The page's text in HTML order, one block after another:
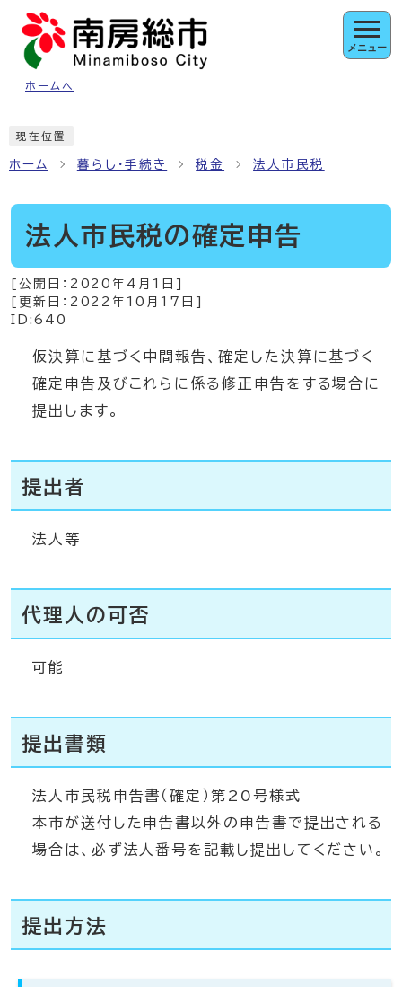
ページの先頭です
ホームへ
メニュー
現在位置
ホーム 暮らし・手続き 税金 法人市民税
法人市民税の確定申告
[公開日： 2020年4月1日
[更新日： 2022年10月17日
ID:640
仮決算に基づく中間報告、確定した決算に基づく
確定申告及びこれらに係る修正申告をする場合に
提出します。
提出者
法人等
代理人の可否
可能
提出書類
法人市民税申告書（確定）第20号様式
本市が送付した申告書以外の申告書で提出される
場合は、必ず法人番号を記載し提出してください。
提出方法